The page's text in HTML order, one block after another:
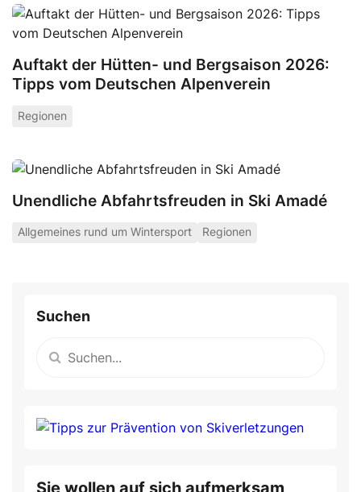
Auftakt der Hütten- und Bergsaison 2026:
Tipps vom Deutschen Alpenverein
Regionen
Unendliche Abfahrtsfreuden in Ski Amadé
Allgemeines rund um Wintersport Regionen
Suchen